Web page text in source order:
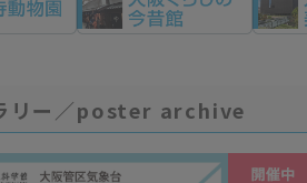
リー／poster archive